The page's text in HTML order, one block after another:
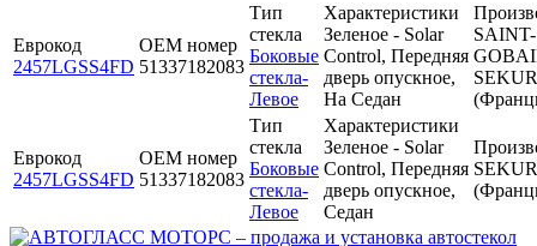
Еврокод
2457LGSS4FD
OEM номер
51337182083
Тип
стекла
Боковые
стекла-
Левое
Характеристики
Зеленое - Solar
Control, Передняя
дверь опускное,
На Седан
SAINT-
Еврокод
2457LGSS4FD
OEM номер
51337182083
Тип
стекла
Боковые
стекла-
Левое
Характеристики
Зеленое - Solar
Control, Передняя
дверь опускное,
Седан